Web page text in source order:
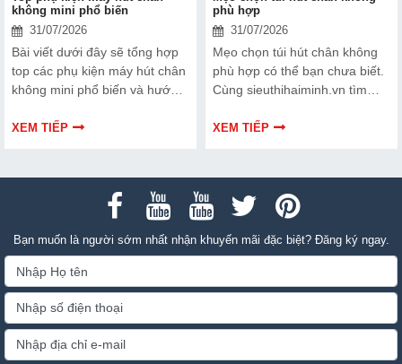
không mini phổ biến
31/07/2026
Bài viết dưới đây sẽ tổng hợp
top các phụ kiện máy hút chân
không mini phổ biến và hướng
chuẩn kỹ thuật ngay tại nhà.
XEM TIẾP
phù hợp
31/07/2026
Mẹo chọn túi hút chân không
phù hợp có thể bạn chưa biết.
Cùng sieuthihaiminh.vn tìm
thông tin bài viết dưới đây nhé!
XEM TIẾP
Bạn muốn là người sớm nhất nhận khuyến mãi đặc biệt? Đăng ký ngay.